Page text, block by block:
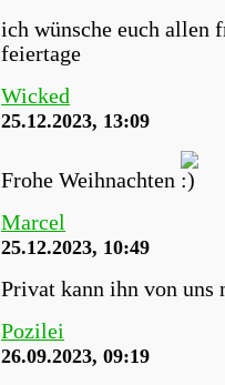
ich wünsche euch allen
feiertage
Wicked
25.12.2023, 13:09
Frohe Weihnachten
Marcel
25.12.2023, 10:49
Privat kann ihn von uns
Pozilei
26.09.2023, 09:19